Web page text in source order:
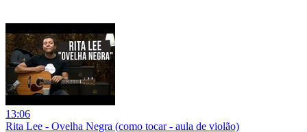
13:06
Rita Lee - Ovelha Negra (como tocar - aula de violão)